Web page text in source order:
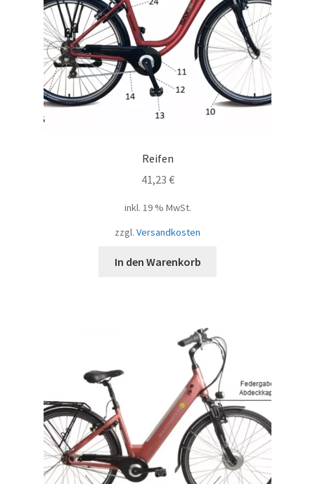
Reifen
41,23 €
inkl. 19 % MwSt.
zzgl. Versandkosten
In den Warenkorb